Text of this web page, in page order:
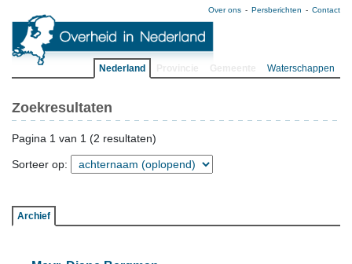
Over ons Persberichten Contact
Nederland Waterschappen
Zoekresultaten
Pagina 1 van 1 (2 resultaten)
Sorteer op:
Archief